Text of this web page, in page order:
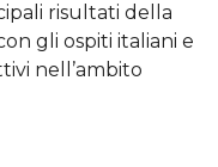
risultati della
gli ospiti italiani e
nell’ambito